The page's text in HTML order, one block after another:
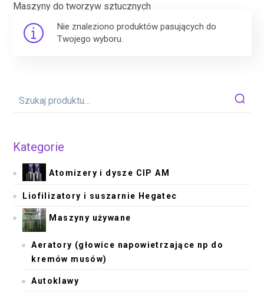
Maszyny do tworzyw sztucznych
Nie znaleziono produktów pasujących do
Twojego wyboru.
Kategorie
Atomizery i dysze CIP AM
Liofilizatory i suszarnie Hegatec
Maszyny używane
Aeratory (głowice napowietrzające np do
kremów musów)
Autoklawy